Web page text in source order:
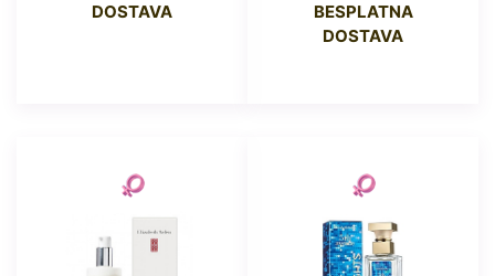
DOSTAVA
BESPLATNA
DOSTAVA